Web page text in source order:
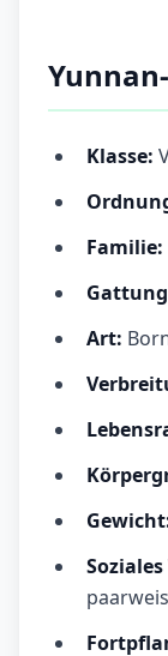
Klasse:
Familie:
Art: